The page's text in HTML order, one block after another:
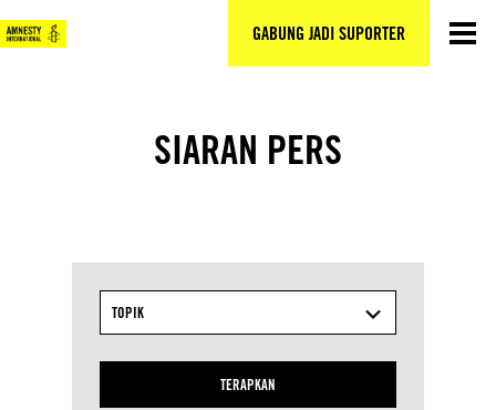
GABUNG JADI SUPORTER
ke
konten
SIARAN PERS
TOPIK
TERAPKAN